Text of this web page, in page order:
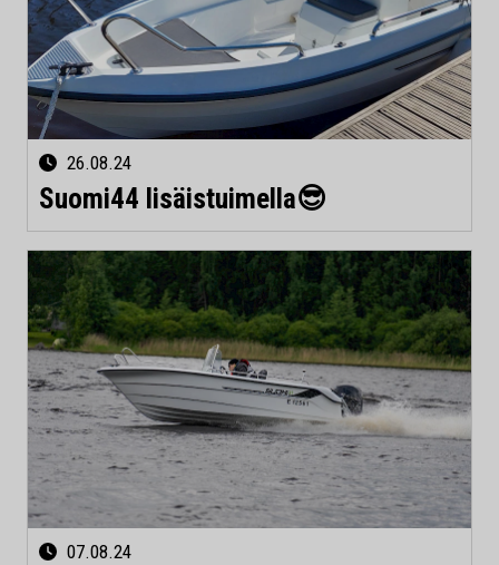
26.08.24
Suomi44 lisäistuimella😎
07.08.24